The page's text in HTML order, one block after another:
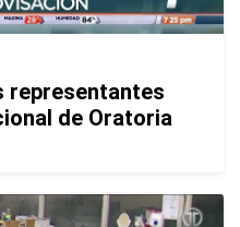
representantes
de Oratoria